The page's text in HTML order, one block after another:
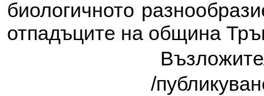
биологичното
отпадъците на община
/